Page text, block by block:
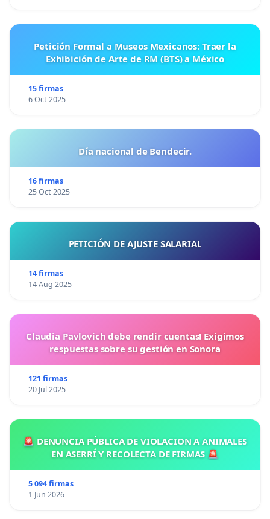
Petición Formal a Museos Mexicanos: Traer la
Exhibición de Arte de RM (BTS) a México
15 firmas
6 Oct 2025
Día nacional de Bendecir.
16 firmas
25 Oct 2025
PETICIÓN DE AJUSTE SALARIAL
14 firmas
14 Aug 2025
Claudia Pavlovich debe rendir cuentas! Exigimos
respuestas sobre su gestión en Sonora
121 firmas
20 Jul 2025
🚨 DENUNCIA PÚBLICA DE VIOLACION A ANIMALES
EN ASERRÍ Y RECOLECTA DE FIRMAS 🚨
5 094 firmas
1 Jun 2026